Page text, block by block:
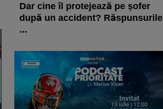
Dar cine îl protejează pe șofer
după un accident? Răspunsurile
...